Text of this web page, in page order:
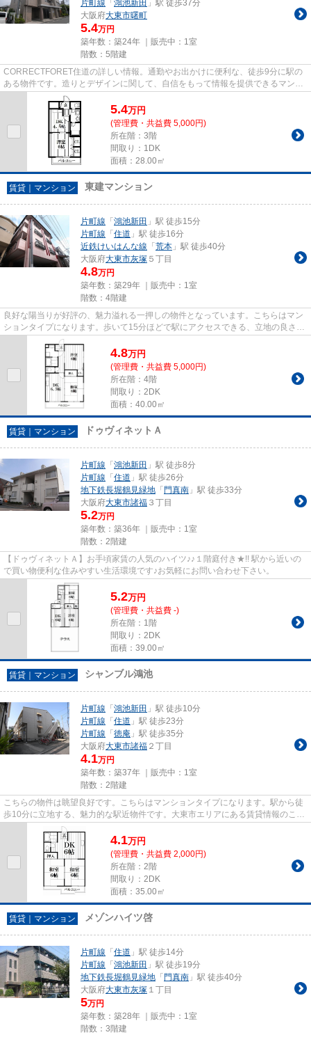
片町線 「 鴻池新田 」駅 徒歩37分
大阪府大東市曙町
5.4万円
築年数：築24年 ｜販売中： 1室
階数：5階建
CORRECTFORET住道の詳しい情報。通勤やお出かけに便利な、徒歩9分に駅の
ある物件です。造りとデザインに関して、自信をもって情報を提供できるマンシ
ョンです。暖かな陽射しが心地よい...
5.4万円
(管理費・共益費 5,000円)
所在階：3階
間取り：1DK
面積：28.00㎡
賃貸｜マンション 東建マンション
片町線 「 鴻池新田 」駅 徒歩15分
片町線 「 住道 」駅 徒歩16分
近鉄けいはんな線 「 荒本 」駅 徒歩40分
大阪府大東市灰塚 ５丁目
4.8万円
築年数：築29年 ｜販売中： 1室
階数：4階建
良好な陽当りが好評の、魅力溢れる一押しの物件となっています。こちらはマン
ションタイプになります。歩いて15分ほどで駅にアクセスできる、立地の良さも
魅力の物件です。最上階の物...
4.8万円
(管理費・共益費 5,000円)
所在階：4階
間取り：2DK
面積：40.00㎡
賃貸｜マンション ドゥヴィネットＡ
片町線 「 鴻池新田 」駅 徒歩8分
片町線 「 住道 」駅 徒歩26分
地下鉄長堀鶴見緑地 「 門真南 」駅 徒歩33分
大阪府大東市諸福 ３丁目
5.2万円
築年数：築36年 ｜販売中： 1室
階数：2階建
【ドゥヴィネットＡ】お手頃家賃の人気のハイツ♪♪１階庭付き★!! 駅から近いの
で買い物便利な住みやすい生活環境です♪お気軽にお問い合わせ下さい。
5.2万円
(管理費・共益費 -)
所在階：1階
間取り：2DK
面積：39.00㎡
賃貸｜マンション シャンブル鴻池
片町線 「 鴻池新田 」駅 徒歩10分
片町線 「 住道 」駅 徒歩23分
片町線 「 徳庵 」駅 徒歩35分
大阪府大東市諸福 ２丁目
4.1万円
築年数：築37年 ｜販売中： 1室
階数：2階建
こちらの物件は眺望良好です。こちらはマンションタイプになります。駅から徒
歩10分に立地する、魅力的な駅近物件です。大東市エリアにある賃貸情報のこと
なら、地域に密着した当社へ...
4.1万円
(管理費・共益費 2,000円)
所在階：2階
間取り：2DK
面積：35.00㎡
賃貸｜マンション メゾンハイツ啓
片町線 「 住道 」駅 徒歩14分
片町線 「 鴻池新田 」駅 徒歩19分
地下鉄長堀鶴見緑地 「 門真南 」駅 徒歩40分
大阪府大東市灰塚 １丁目
5万円
築年数：築28年 ｜販売中： 1室
階数：3階建